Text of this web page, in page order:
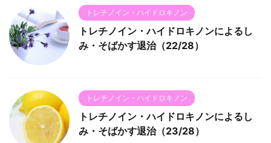
トレチノイン・ハイドロキノン
トレチノイン・ハイドロキノンによるし
み・そばかす退治（22/28）
トレチノイン・ハイドロキノン
トレチノイン・ハイドロキノンによるし
み・そばかす退治（23/28）